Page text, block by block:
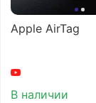
Apple AirTag
В наличии